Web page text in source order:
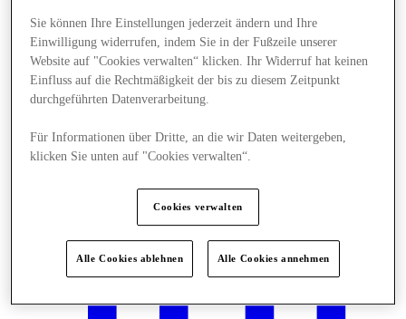
Angebote
Sie können Ihre Einstellungen jederzeit ändern und Ihre
Einwilligung widerrufen, indem Sie in der Fußzeile unserer
Website auf "Cookies verwalten“ klicken. Ihr Widerruf hat keinen
Einfluss auf die Rechtmäßigkeit der bis zu diesem Zeitpunkt
durchgeführten Datenverarbeitung.
Für Informationen über Dritte, an die wir Daten weitergeben,
klicken Sie unten auf "Cookies verwalten“.
Cookies verwalten
Alle Cookies ablehnen Alle Cookies annehmen